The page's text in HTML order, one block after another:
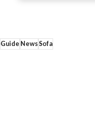
Guide NewsSofa